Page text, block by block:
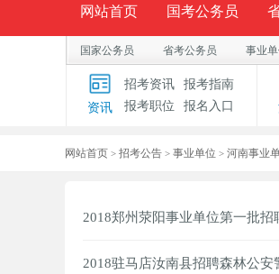
网站首页 国考公务员
面授课程 招考公告 面
时政热点 视频课堂 名
国家公务员 省考公务员 事业
资讯
招考资讯
报考指南
报考职位
报名入口
网站首页 > 招考公告 > 事业单位 > 河南事业
2018郑州荥阳事业单位第一批招
2018驻马店汝南县招聘森林公安